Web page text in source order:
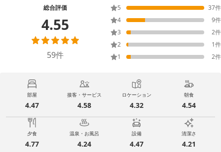
総合評価
4.55
59件
5 37件
4
9件
3
2件
2
1件
1
2件
部屋
4.47
接客・サービス
4.58
ロケーション
4.32
朝食
4.54
夕食
4.77
温泉・お風呂
4.24
設備
4.47
清潔さ
4.21